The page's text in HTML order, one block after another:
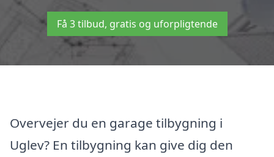
Få 3 tilbud, gratis og uforpligtende
Overvejer du en garage tilbygning i
Uglev? En tilbygning kan give dig den